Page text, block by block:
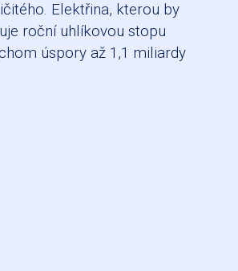
Elektřina, kterou by
roční uhlíkovou stopu
úspory až 1,1 miliardy